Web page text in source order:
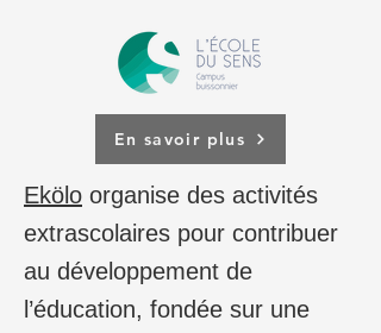
En savoir plus
Ekölo organise des activités
extrascolaires pour contribuer
au développement de
l’éducation, fondée sur une